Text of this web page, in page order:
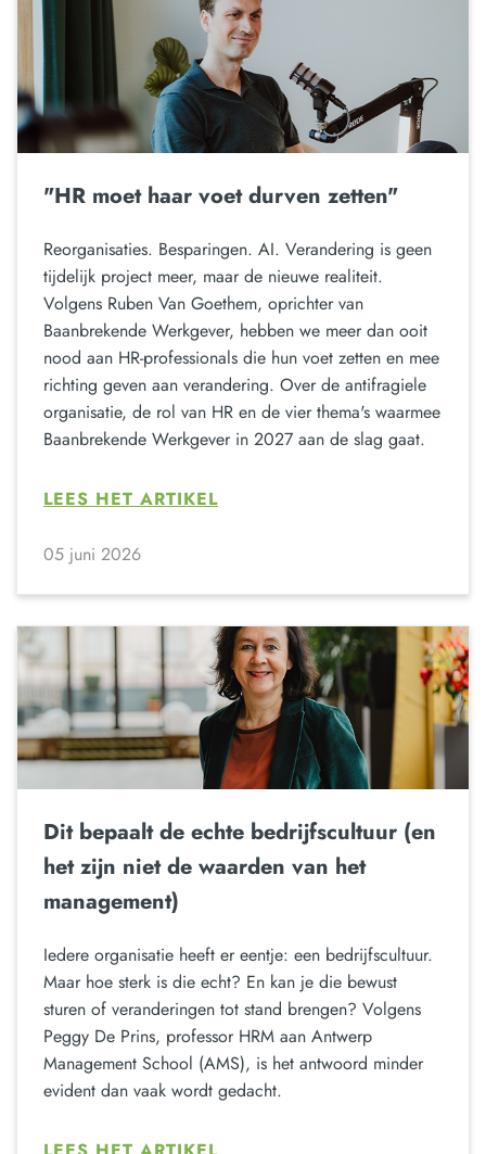
"HR moet haar voet durven zetten"
Reorganisaties. Besparingen. AI. Verandering is geen
tijdelijk project meer, maar de nieuwe realiteit.
Volgens Ruben Van Goethem, oprichter van
Baanbrekende Werkgever, hebben we meer dan ooit
nood aan HR-professionals die hun voet zetten en mee
richting geven aan verandering. Over de antifragiele
organisatie, de rol van HR en de vier thema's waarmee
Baanbrekende Werkgever in 2027 aan de slag gaat.
LEES HET ARTIKEL
05 juni 2026
Dit bepaalt de echte bedrijfscultuur (en
het zijn niet de waarden van het
management)
Iedere organisatie heeft er eentje: een bedrijfscultuur.
Maar hoe sterk is die echt? En kan je die bewust
sturen of veranderingen tot stand brengen? Volgens
Peggy De Prins, professor HRM aan Antwerp
Management School (AMS), is het antwoord minder
evident dan vaak wordt gedacht.